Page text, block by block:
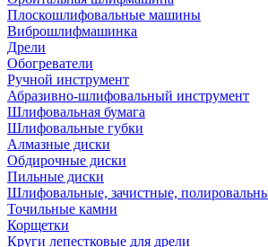
Плоскошлифовальные машины
Виброшлифмашинка
Дрели
Обогреватели
Ручной инструмент
Абразивно-шлифовальный инструмент
Шлифовальная бумага
Шлифовальные губки
Алмазные диски
Обдирочные диски
Пильные диски
Шлифовальные, зачистные,
Точильные камни
Корщетки
Круги лепестковые для дрели